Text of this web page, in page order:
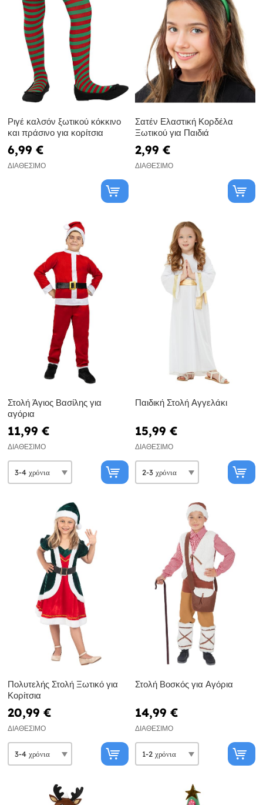
Ριγέ καλσόν ξωτικού κόκκινο
και πράσινο για κορίτσια
6,99 €
ΔΙΑΘΈΣΙΜΟ
Σατέν Ελαστική Κορδέλα
Ξωτικού για Παιδιά
2,99 €
ΔΙΑΘΈΣΙΜΟ
Στολή Άγιος Βασίλης για
αγόρια
11,99 €
ΔΙΑΘΈΣΙΜΟ
Παιδική Στολή Αγγελάκι
15,99 €
ΔΙΑΘΈΣΙΜΟ
Πολυτελής Στολή Ξωτικό για
Κορίτσια
20,99 €
ΔΙΑΘΈΣΙΜΟ
Στολή Βοσκός για Αγόρια
14,99 €
ΔΙΑΘΈΣΙΜΟ